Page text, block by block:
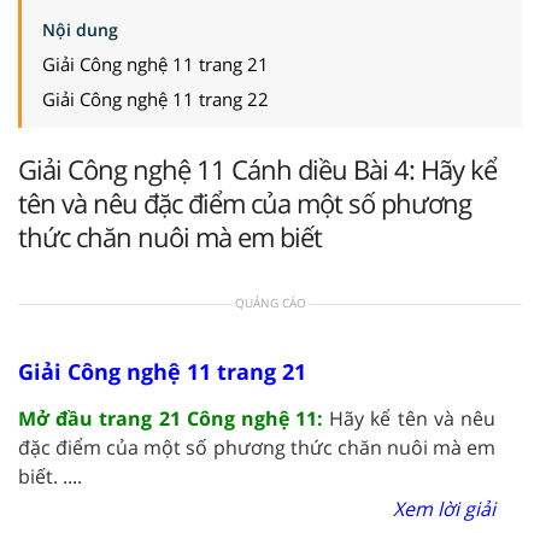
Nội dung
Giải Công nghệ 11 trang 21
Giải Công nghệ 11 trang 22
Giải Công nghệ 11 Cánh diều Bài 4: Hãy kể
tên và nêu đặc điểm của một số phương
thức chăn nuôi mà em biết
QUẢNG CÁO
Giải Công nghệ 11 trang 21
Mở đầu trang 21 Công nghệ 11: Hãy kể tên và nêu
đặc điểm của một số phương thức chăn nuôi mà em
biết. ....
Xem lời giải